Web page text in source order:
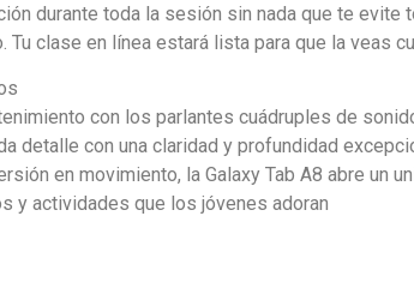
durante toda la sesión sin nada que te evite
clase en línea estará lista para que la veas
con los parlantes cuádruples de
detalle con una claridad y profundidad
en movimiento, la Galaxy Tab A8 abre un
y actividades que los jóvenes adoran